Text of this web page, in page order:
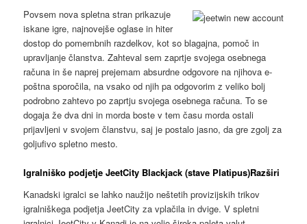
Povsem nova spletna stran prikazuje
iskane igre, najnovejše oglase in hiter
dostop do pomembnih razdelkov, kot so blagajna, pomoč in
upravljanje članstva. Zahteval sem zaprtje svojega osebnega
računa in še naprej prejemam absurdne odgovore na njihova e-
poštna sporočila, na vsako od njih pa odgovorim z veliko bolj
podrobno zahtevo po zaprtju svojega osebnega računa. To se
dogaja že dva dni in morda boste v tem času morda ostali
prijavljeni v svojem članstvu, saj je postalo jasno, da gre zgolj za
goljufivo spletno mesto.
Igralniško podjetje JeetCity Blackjack (stave Platipus)Razširi
Kanadski igralci se lahko naužijo neštetih provizijskih trikov
igralniškega podjetja JeetCity za vplačila in dvige. V spletni